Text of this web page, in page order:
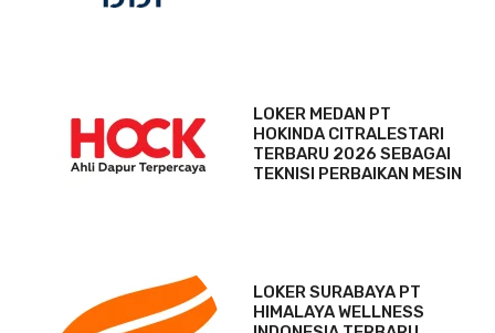
LOKER MEDAN PT
HOKINDA CITRALESTARI
TERBARU 2026 SEBAGAI
TEKNISI PERBAIKAN MESIN
LOKER SURABAYA PT
HIMALAYA WELLNESS